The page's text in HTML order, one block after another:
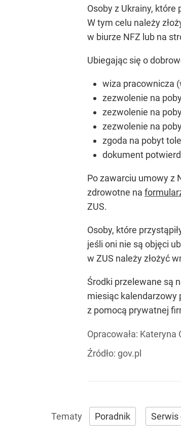
Osoby z Ukrainy,
W tym celu należy
w biurze NFZ lub na
Ubiegając się o
wiza pracownicza
zezwolenie na
zezwolenie na
zezwolenie na
zgoda na pobyt
dokument
Po zawarciu umowy z
zdrowotne na
ZUS.
Osoby, które
jeśli oni nie są objęci
w ZUS należy złożyć
Środki przelewane są
miesiąc kalendarzowy
z pomocą prywatnej
Opracowała: Kateryna
Źródło: gov.pl
Poradnik Serwis